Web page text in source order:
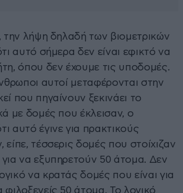
την λήψη δηλαδή των βιομετρικών
αυτό σήμερα δεν είναι εφικτό να
όπου δεν έχουμε τις υποδομές.
αυτοί μεταφέρονται στην
που πηγαίνουν ξεκινάει το
με δομές που έκλεισαν, ο
αυτό έγινε για πρακτικούς
είπε, τέσσερις δομές που στοίχιζαν
να εξυπηρετούν 50 άτομα. Δεν
να κρατάς δομές που είναι για
φιλοξενείς 50 άτομα. Το λογικό